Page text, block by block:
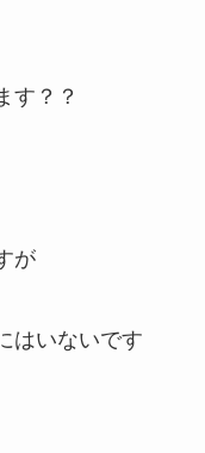
す？？
が
はいないです